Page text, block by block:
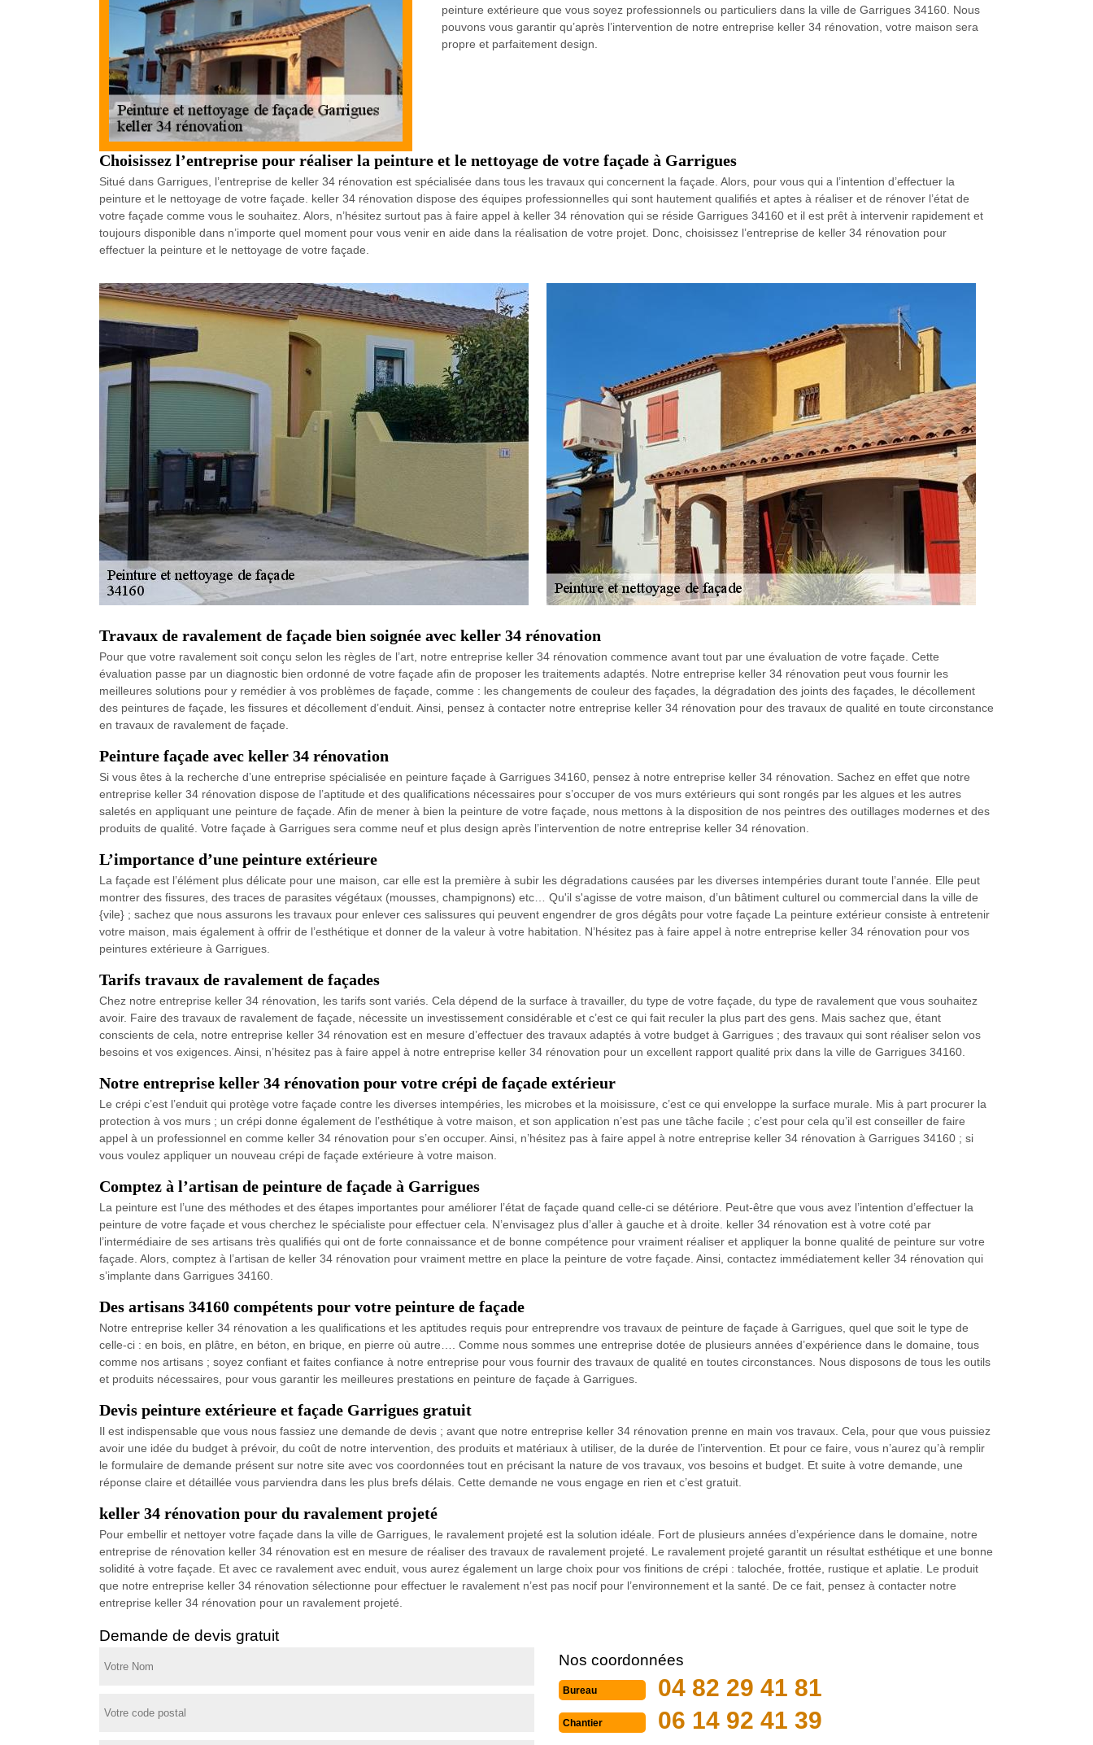
peinture extérieure que vous soyez professionnels ou particuliers dans la ville de Garrigues 34160. Nous
pouvons vous garantir qu’après l’intervention de notre entreprise keller 34 rénovation, votre maison sera
propre et parfaitement design.
Choisissez l’entreprise pour réaliser la peinture et le nettoyage de votre façade à Garrigues
Situé dans Garrigues, l’entreprise de keller 34 rénovation est spécialisée dans tous les travaux qui concernent la façade. Alors, pour vous qui a l’intention d’effectuer la
peinture et le nettoyage de votre façade. keller 34 rénovation dispose des équipes professionnelles qui sont hautement qualifiés et aptes à réaliser et de rénover l’état de
votre façade comme vous le souhaitez. Alors, n’hésitez surtout pas à faire appel à keller 34 rénovation qui se réside Garrigues 34160 et il est prêt à intervenir rapidement et
toujours disponible dans n’importe quel moment pour vous venir en aide dans la réalisation de votre projet. Donc, choisissez l’entreprise de keller 34 rénovation pour
effectuer la peinture et le nettoyage de votre façade.
Travaux de ravalement de façade bien soignée avec keller 34 rénovation
Pour que votre ravalement soit conçu selon les règles de l’art, notre entreprise keller 34 rénovation commence avant tout par une évaluation de votre façade. Cette
évaluation passe par un diagnostic bien ordonné de votre façade afin de proposer les traitements adaptés. Notre entreprise keller 34 rénovation peut vous fournir les
meilleures solutions pour y remédier à vos problèmes de façade, comme : les changements de couleur des façades, la dégradation des joints des façades, le décollement
des peintures de façade, les fissures et décollement d’enduit. Ainsi, pensez à contacter notre entreprise keller 34 rénovation pour des travaux de qualité en toute circonstance
en travaux de ravalement de façade.
Peinture façade avec keller 34 rénovation
Si vous êtes à la recherche d’une entreprise spécialisée en peinture façade à Garrigues 34160, pensez à notre entreprise keller 34 rénovation. Sachez en effet que notre
entreprise keller 34 rénovation dispose de l’aptitude et des qualifications nécessaires pour s’occuper de vos murs extérieurs qui sont rongés par les algues et les autres
saletés en appliquant une peinture de façade. Afin de mener à bien la peinture de votre façade, nous mettons à la disposition de nos peintres des outillages modernes et des
produits de qualité. Votre façade à Garrigues sera comme neuf et plus design après l’intervention de notre entreprise keller 34 rénovation.
L’importance d’une peinture extérieure
La façade est l’élément plus délicate pour une maison, car elle est la première à subir les dégradations causées par les diverses intempéries durant toute l’année. Elle peut
montrer des fissures, des traces de parasites végétaux (mousses, champignons) etc… Qu'il s'agisse de votre maison, d’un bâtiment culturel ou commercial dans la ville de
{vile} ; sachez que nous assurons les travaux pour enlever ces salissures qui peuvent engendrer de gros dégâts pour votre façade La peinture extérieur consiste à entretenir
votre maison, mais également à offrir de l’esthétique et donner de la valeur à votre habitation. N’hésitez pas à faire appel à notre entreprise keller 34 rénovation pour vos
peintures extérieure à Garrigues.
Tarifs travaux de ravalement de façades
Chez notre entreprise keller 34 rénovation, les tarifs sont variés. Cela dépend de la surface à travailler, du type de votre façade, du type de ravalement que vous souhaitez
avoir. Faire des travaux de ravalement de façade, nécessite un investissement considérable et c’est ce qui fait reculer la plus part des gens. Mais sachez que, étant
conscients de cela, notre entreprise keller 34 rénovation est en mesure d’effectuer des travaux adaptés à votre budget à Garrigues ; des travaux qui sont réaliser selon vos
besoins et vos exigences. Ainsi, n’hésitez pas à faire appel à notre entreprise keller 34 rénovation pour un excellent rapport qualité prix dans la ville de Garrigues 34160.
Notre entreprise keller 34 rénovation pour votre crépi de façade extérieur
Le crépi c’est l’enduit qui protège votre façade contre les diverses intempéries, les microbes et la moisissure, c’est ce qui enveloppe la surface murale. Mis à part procurer la
protection à vos murs ; un crépi donne également de l’esthétique à votre maison, et son application n’est pas une tâche facile ; c’est pour cela qu’il est conseiller de faire
appel à un professionnel en comme keller 34 rénovation pour s’en occuper. Ainsi, n’hésitez pas à faire appel à notre entreprise keller 34 rénovation à Garrigues 34160 ; si
vous voulez appliquer un nouveau crépi de façade extérieure à votre maison.
Comptez à l’artisan de peinture de façade à Garrigues
La peinture est l’une des méthodes et des étapes importantes pour améliorer l’état de façade quand celle-ci se détériore. Peut-être que vous avez l’intention d’effectuer la
peinture de votre façade et vous cherchez le spécialiste pour effectuer cela. N’envisagez plus d’aller à gauche et à droite. keller 34 rénovation est à votre coté par
l’intermédiaire de ses artisans très qualifiés qui ont de forte connaissance et de bonne compétence pour vraiment réaliser et appliquer la bonne qualité de peinture sur votre
façade. Alors, comptez à l’artisan de keller 34 rénovation pour vraiment mettre en place la peinture de votre façade. Ainsi, contactez immédiatement keller 34 rénovation qui
s’implante dans Garrigues 34160.
Des artisans 34160 compétents pour votre peinture de façade
Notre entreprise keller 34 rénovation a les qualifications et les aptitudes requis pour entreprendre vos travaux de peinture de façade à Garrigues, quel que soit le type de
celle-ci : en bois, en plâtre, en béton, en brique, en pierre où autre…. Comme nous sommes une entreprise dotée de plusieurs années d’expérience dans le domaine, tous
comme nos artisans ; soyez confiant et faites confiance à notre entreprise pour vous fournir des travaux de qualité en toutes circonstances. Nous disposons de tous les outils
et produits nécessaires, pour vous garantir les meilleures prestations en peinture de façade à Garrigues.
Devis peinture extérieure et façade Garrigues gratuit
Il est indispensable que vous nous fassiez une demande de devis ; avant que notre entreprise keller 34 rénovation prenne en main vos travaux. Cela, pour que vous puissiez
avoir une idée du budget à prévoir, du coût de notre intervention, des produits et matériaux à utiliser, de la durée de l’intervention. Et pour ce faire, vous n’aurez qu’à remplir
le formulaire de demande présent sur notre site avec vos coordonnées tout en précisant la nature de vos travaux, vos besoins et budget. Et suite à votre demande, une
réponse claire et détaillée vous parviendra dans les plus brefs délais. Cette demande ne vous engage en rien et c’est gratuit.
keller 34 rénovation pour du ravalement projeté
Pour embellir et nettoyer votre façade dans la ville de Garrigues, le ravalement projeté est la solution idéale. Fort de plusieurs années d’expérience dans le domaine, notre
entreprise de rénovation keller 34 rénovation est en mesure de réaliser des travaux de ravalement projeté. Le ravalement projeté garantit un résultat esthétique et une bonne
solidité à votre façade. Et avec ce ravalement avec enduit, vous aurez également un large choix pour vos finitions de crépi : talochée, frottée, rustique et aplatie. Le produit
que notre entreprise keller 34 rénovation sélectionne pour effectuer le ravalement n’est pas nocif pour l’environnement et la santé. De ce fait, pensez à contacter notre
entreprise keller 34 rénovation pour un ravalement projeté.
Demande de devis gratuit
Nos coordonnées
Bureau 04 82 29 41 81
Chantier 06 14 92 41 39